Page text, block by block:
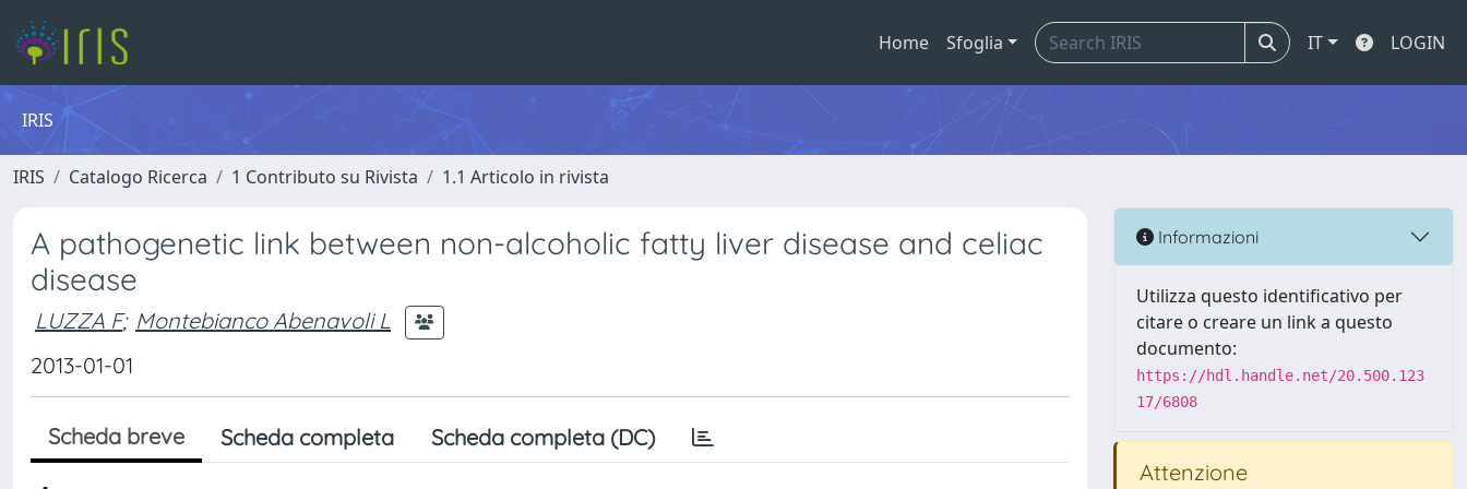
Home Sfoglia IT LOGIN
IRIS
IRIS Catalogo Ricerca 1 Contributo su Rivista 1.1 Articolo in rivista
A pathogenetic link between non-alcoholic fatty liver disease and celiac
disease
LUZZA F; Montebianco Abenavoli L
2013-01-01
Scheda breve Scheda completa Scheda completa (DC)
Informazioni
Utilizza questo identificativo per
citare o creare un link a questo
documento:
https://hdl.handle.net/20.500.123
17/6808
Attenzione